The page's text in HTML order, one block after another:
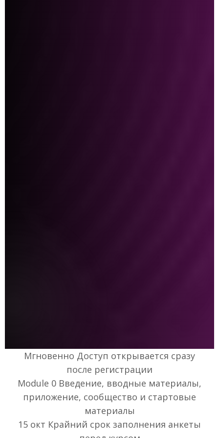
Мгновенно Доступ открывается сразу
после регистрации
Module 0 Введение, вводные материалы,
приложение, сообщество и стартовые
материалы
15 окт Крайний срок заполнения анкеты